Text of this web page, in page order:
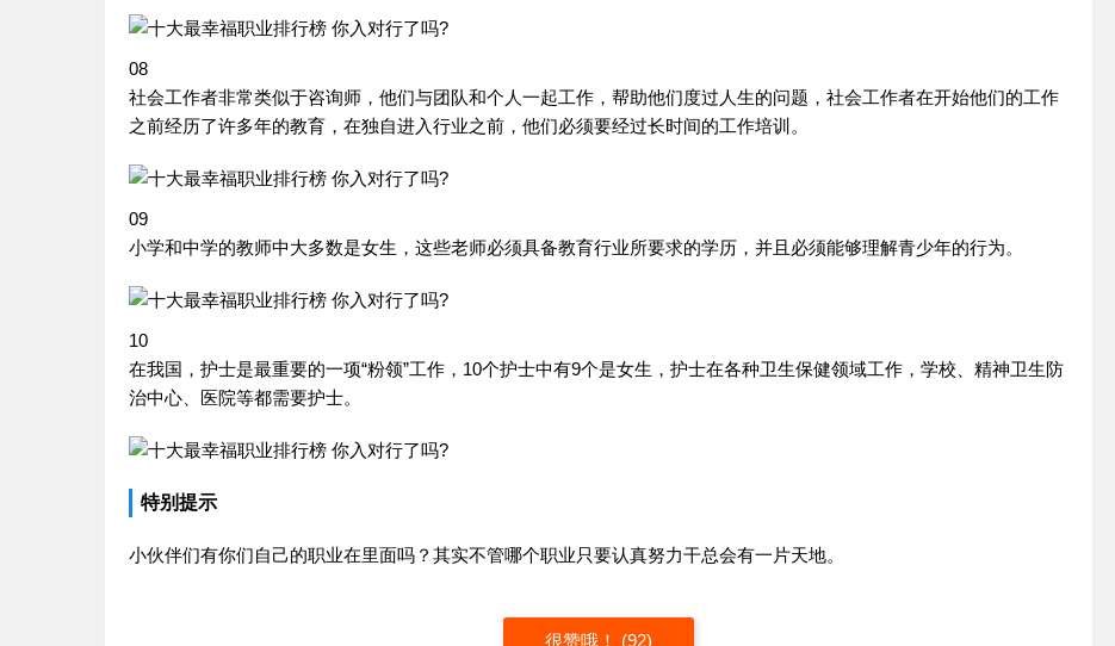
08
社会工作者非常类似于咨询师，他们与团队和个人一起工作，帮助他们度过人生的问题，社会工作者在开始他们的工作
之前经历了许多年的教育，在独自进入行业之前，他们必须要经过长时间的工作培训。
09
小学和中学的教师中大多数是女生，这些老师必须具备教育行业所要求的学历，并且必须能够理解青少年的行为。
10
在我国，护士是最重要的一项“粉领”工作，10个护士中有9个是女生，护士在各种卫生保健领域工作，学校、精神卫生防
治中心、医院等都需要护士。
特别提示
小伙伴们有你们自己的职业在里面吗？其实不管哪个职业只要认真努力干总会有一片天地。
很赞哦！ (92)